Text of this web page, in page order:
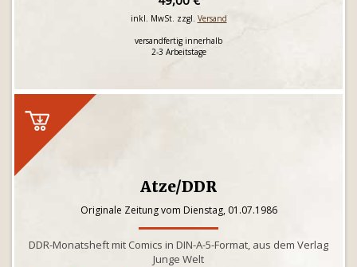
inkl. MwSt. zzgl. Versand
versandfertig innerhalb
2-3 Arbeitstage
Atze/DDR
Originale Zeitung vom Dienstag, 01.07.1986
DDR-Monatsheft mit Comics in DIN-A-5-Format, aus dem Verlag
Junge Welt